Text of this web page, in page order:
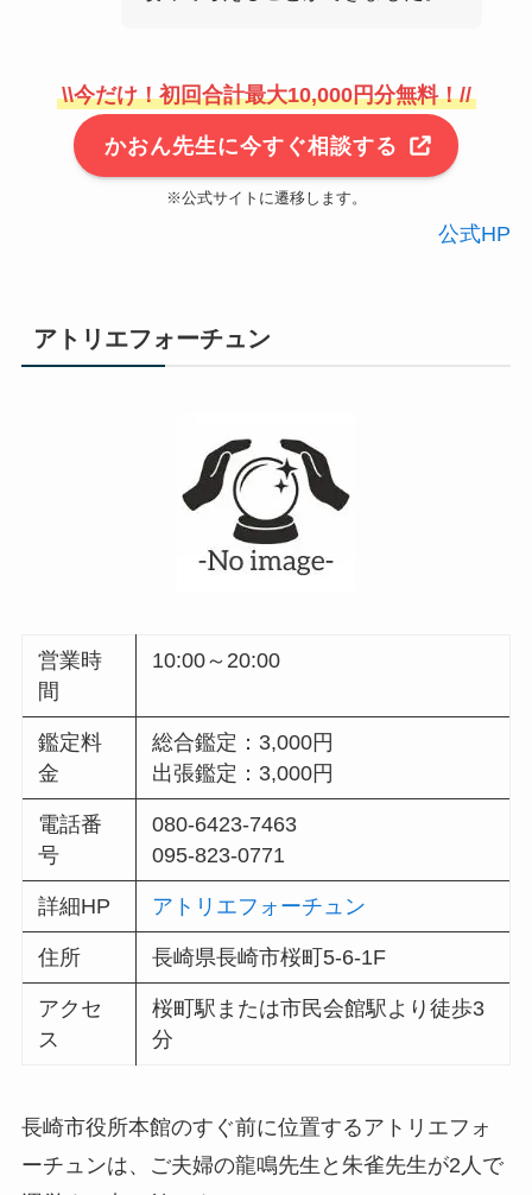
\\今だけ！初回合計最大10,000円分無料！//
かおん先生に今すぐ相談する
※公式サイトに遷移します。
公式HP
アトリエフォーチュン
営業時
間
10:00～20:00
鑑定料
金
総合鑑定：3,000円
出張鑑定：3,000円
電話番
号
080-6423-7463
095-823-0771
詳細HP アトリエフォーチュン
住所 長崎県長崎市桜町5-6-1F
アクセ
ス
桜町駅または市民会館駅より徒歩3
分
長崎市役所本館のすぐ前に位置するアトリエフォ
ーチュンは、ご夫婦の龍鳴先生と朱雀先生が2人で